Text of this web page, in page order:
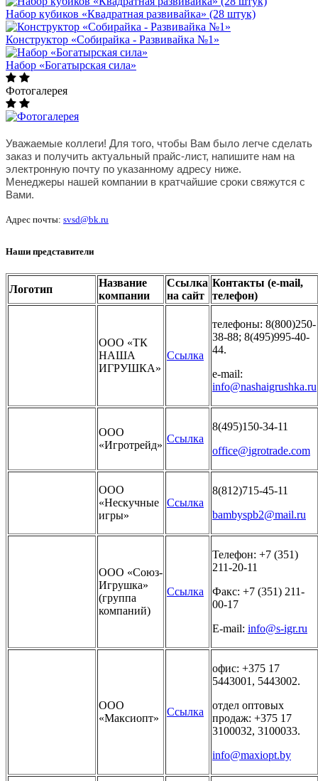
Набор кубиков «Квадратная развивайка» (28 штук)
Конструктор «Собирайка - Развивайка №1»
Набор «Богатырская сила»
Фотогалерея
Уважаемые коллеги! Для того, чтобы Вам было легче сделать
заказ и получить актуальный прайс-лист, напишите нам на
электронную почту по указанному адресу ниже.
Менеджеры нашей компании в кратчайшие сроки свяжутся с
Вами.
Адрес почты: svsd@bk.ru
Наши представители
Логотип
Название
компании
Ссылка
на сайт
Контакты (e-mail,
телефон)
ООО «ТК
НАША
ИГРУШКА»
Ссылка
телефоны: 8(800)250-
38-88; 8(495)995-40-
44.
e-mail:
info@nashaigrushka.ru
ООО
«Игротрейд»
Ссылка
8(495)150-34-11
office@igrotrade.com
ООО
«Нескучные
игры»
Ссылка
8(812)715-45-11
bambyspb2@mail.ru
ООО «Союз-
Игрушка»
(группа
компаний)
Ссылка
Телефон: +7 (351)
211-20-11
Факс: +7 (351) 211-
00-17
E-mail: info@s-igr.ru
ООО
«Максиопт»
Ссылка
офис: +375 17
5443001, 5443002.
отдел оптовых
продаж: +375 17
3100032, 3100033.
info@maxiopt.by